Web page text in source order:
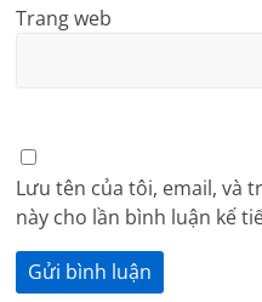
Trang web
Lưu tên của tôi, email, và
này cho lần bình luận kế